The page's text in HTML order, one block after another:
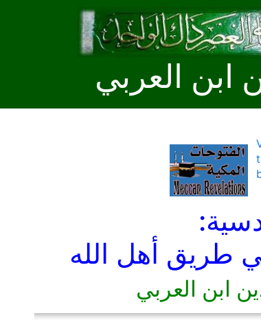
ابن العربي
طريق أهل الله
ابن العربي